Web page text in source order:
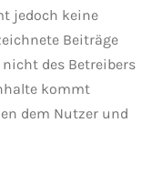
jedoch keine
Beiträge
des Betreibers
kommt
dem Nutzer und